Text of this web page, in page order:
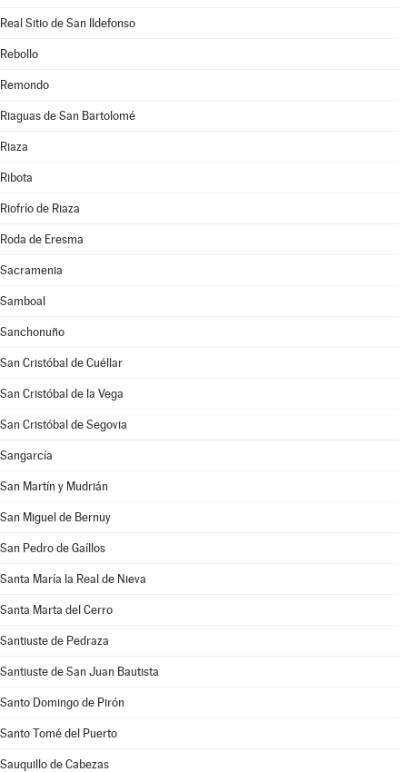
Real Sitio de San Ildefonso
Rebollo
Remondo
Riaguas de San Bartolomé
Riaza
Ribota
Riofrío de Riaza
Roda de Eresma
Sacramenia
Samboal
Sanchonuño
San Cristóbal de Cuéllar
San Cristóbal de la Vega
San Cristóbal de Segovia
Sangarcía
San Martín y Mudrián
San Miguel de Bernuy
San Pedro de Gaíllos
Santa María la Real de Nieva
Santa Marta del Cerro
Santiuste de Pedraza
Santiuste de San Juan Bautista
Santo Domingo de Pirón
Santo Tomé del Puerto
Sauquillo de Cabezas